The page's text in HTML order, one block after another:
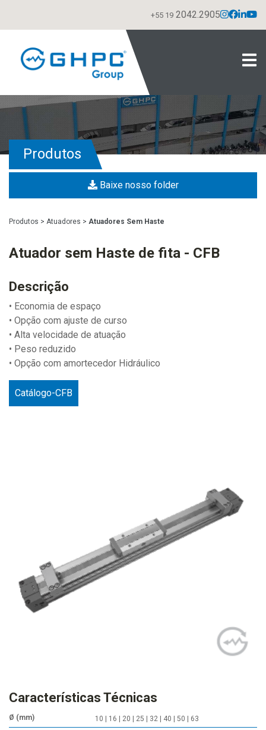
+55 19 2042.2905
Produtos
Baixe nosso folder
Produtos > Atuadores > Atuadores Sem Haste
Atuador sem Haste de fita - CFB
Descrição
• Economia de espaço
• Opção com ajuste de curso
• Alta velocidade de atuação
• Peso reduzido
• Opção com amortecedor Hidráulico
Catálogo-CFB
Características Técnicas
Ø (mm)
10 | 16 | 20 | 25 | 32 | 40 | 50 | 63